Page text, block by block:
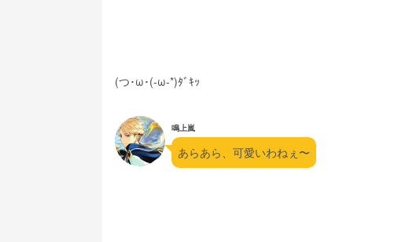
(つ･ω･(-ω-*)ﾀﾞｷｯ
鳴上嵐
あらあら、可愛いわねぇ〜